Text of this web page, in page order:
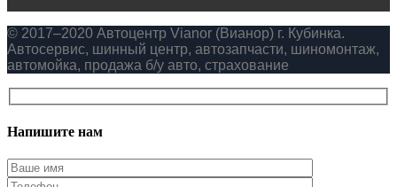
© 2017–2020 Автоцентр Vianor (Вианор) г. Кубинка.
Автосервис, шинный центр, автозапчасти, шиномонтаж,
автомойка, продажа б/у авто, страхование
Напишите нам